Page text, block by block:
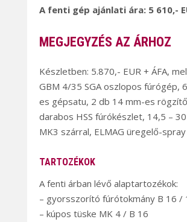
A fenti gép ajánlati ára: 5 610,-
MEGJEGYZÉS AZ ÁRHOZ
Készletben: 5.870,- EUR + ÁFA,
GBM 4/35 SGA oszlopos fúrógép,
es gépsatu, 2 db 14 mm-es
darabos HSS fúrókészlet, 14,5 –
MK3 szárral, ELMAG üregelő-spray
TARTOZÉKOK
A fenti árban lévő alaptartozékok:
– gyorsszorító fúrótokmány B 16 /
– kúpos tüske MK 4 / B 16